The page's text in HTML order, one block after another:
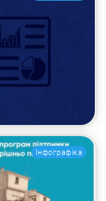
Інфографіка